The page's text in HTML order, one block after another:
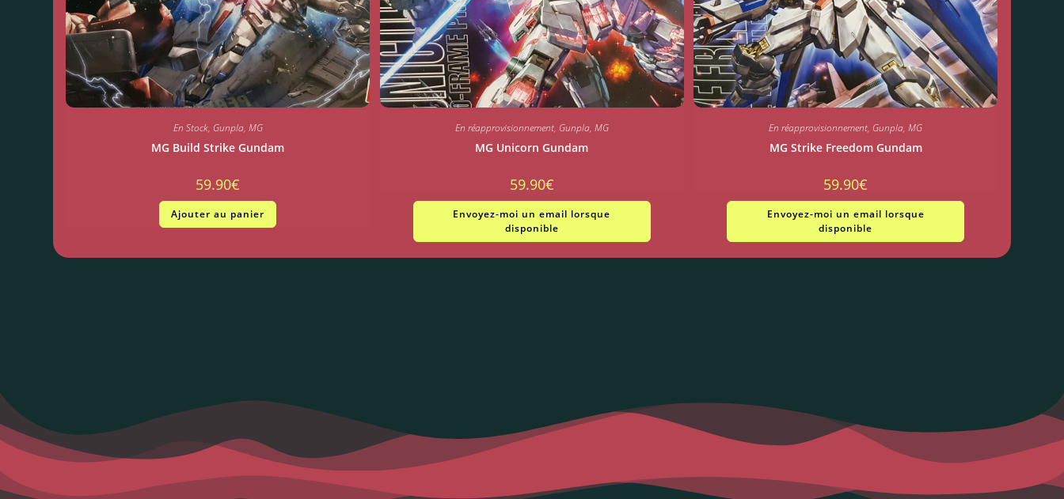
En Stock, Gunpla, MG
MG Build Strike Gundam
59.90€
Ajouter au panier
En réapprovisionnement, Gunpla, MG
MG Unicorn Gundam
59.90€
Envoyez-moi un email lorsque
disponible
En réapprovisionnement, Gunpla,MG
MG Strike Freedom Gundam
59.90€
Envoyez-moi un email lorsque
disponible